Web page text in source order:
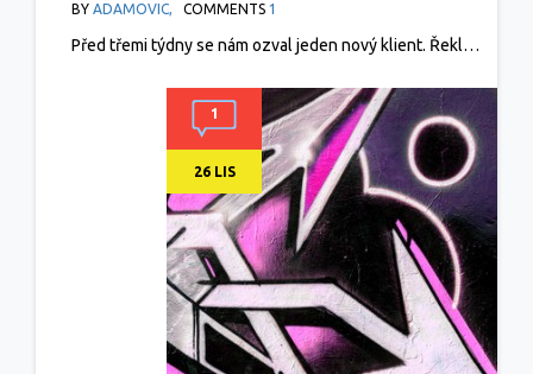
SE HANLIVÝ NÁPIS
BY ADAMOVIC, COMMENTS 1
Před třemi týdny se nám ozval jeden nový klient. Řekl…
1
26 LIS